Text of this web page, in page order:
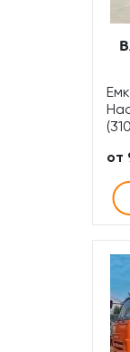
от